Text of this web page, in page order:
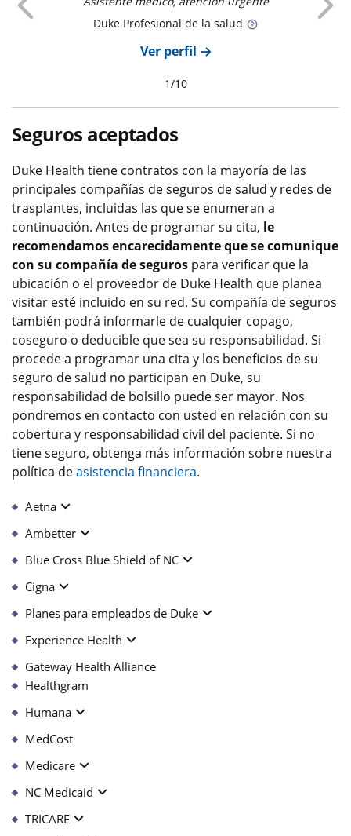
Duke Profesional de la salud
Ver perfil
1/10
Seguros aceptados
Duke Health tiene contratos con la mayoría de las
principales compañías de seguros de salud y redes de
trasplantes, incluidas las que se enumeran a
continuación. Antes de programar su cita, le
recomendamos encarecidamente que se comunique
con su compañía de seguros para verificar que la
ubicación o el proveedor de Duke Health que planea
visitar esté incluido en su red. Su compañía de seguros
también podrá informarle de cualquier copago,
coseguro o deducible que sea su responsabilidad. Si
procede a programar una cita y los beneficios de su
seguro de salud no participan en Duke, su
responsabilidad de bolsillo puede ser mayor. Nos
pondremos en contacto con usted en relación con su
cobertura y responsabilidad civil del paciente. Si no
tiene seguro, obtenga más información sobre nuestra
política deasistencia financiera.
Aetna
Ambetter
Blue Cross Blue Shield of NC
Cigna
Planes para empleados de Duke
Experience Health
Gateway Health Alliance
Healthgram
Humana
MedCost
Medicare
NC Medicaid
TRICARE